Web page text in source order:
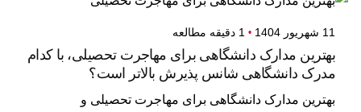
11 شهریور 1404 1 دقیقه مطالعه
بهترین مدارک دانشگاهی برای مهاجرت تحصیلی، با کدام
مدرک دانشگاهی شانس پذیرش بالاتر است؟
بهترین مدارک دانشگاهی برای مهاجرت تحصیلی و